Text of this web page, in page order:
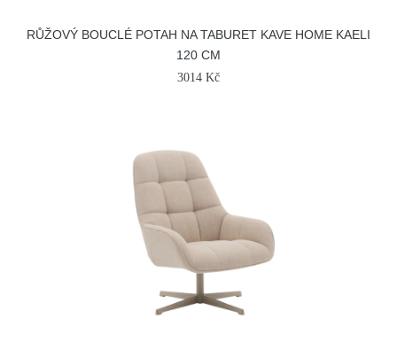
RŮŽOVÝ BOUCLÉ POTAH NA TABURET KAVE HOME KAELI
120 CM
3014 Kč